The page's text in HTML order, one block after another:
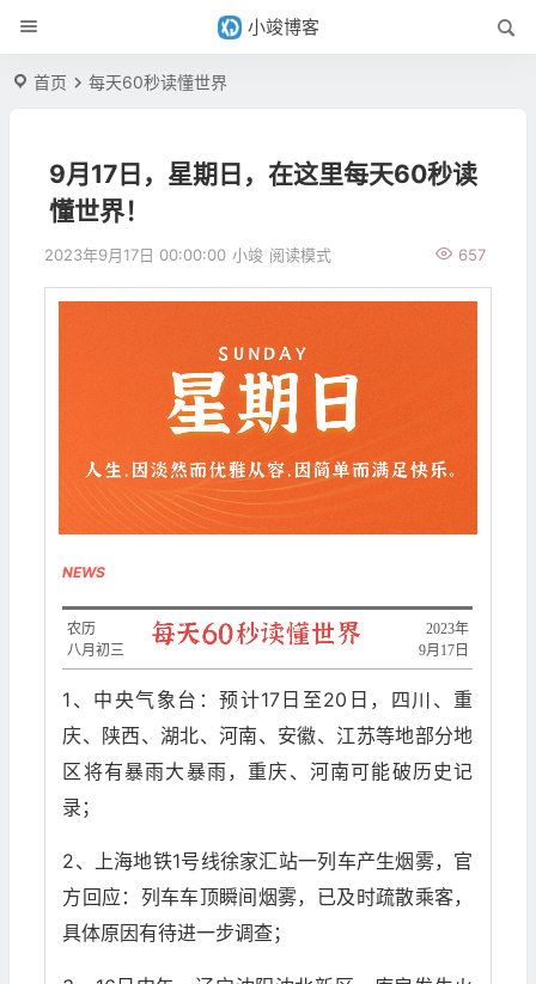
小竣博客
首页 每天60秒读懂世界
9月17日，星期日，在这里每天60秒读
懂世界！
2023年9月17日 00:00:00 小竣 657
阅读模式
NEWS
2023年
9月17日
农历
八月初三
1、中央气象台：预计17日至20日，四川、重
庆、陕西、湖北、河南、安徽、江苏等地部分地
区将有暴雨大暴雨，重庆、河南可能破历史记
录；
2、上海地铁1号线徐家汇站一列车产生烟雾，官
方回应：列车车顶瞬间烟雾，已及时疏散乘客，
具体原因有待进一步调查；